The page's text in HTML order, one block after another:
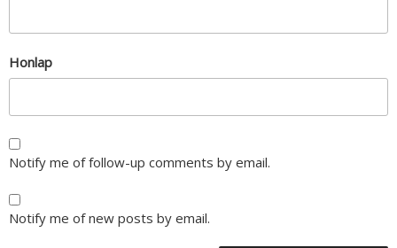
Honlap
Notify me of follow-up comments by email.
Notify me of new posts by email.